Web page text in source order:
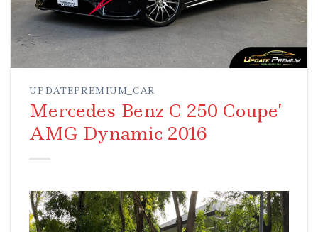
UPDATEPREMIUM_CAR
Mercedes Benz C 250 Coupe’
AMG Dynamic 2016